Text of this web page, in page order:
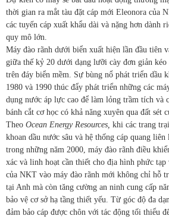
thời gian ra mắt tàu đặt cáp mới Eleonora của
các tuyến cáp xuất khẩu dài và nặng hơn dành
quy mô lớn.
Máy đào rãnh dưới biển xuất hiện lần đầu tiên
giữa thế kỷ 20 dưới dạng lưỡi cày đơn giản kéo
trên đáy biển mềm. Sự bùng nổ phát triển dầu
1980 và 1990 thúc đẩy phát triển những các
dụng nước áp lực cao để làm lỏng trầm tích và
bánh cắt cơ học có khả năng xuyên qua đất sét
Theo Ocean Energy Resources, khi các trang
khoan dầu nước sâu và hệ thống cáp quang
trong những năm 2000, máy đào rãnh điều
xác và linh hoạt cần thiết cho địa hình phức
của NKT vào máy đào rãnh mới không chỉ hỗ
tại Anh mà còn tăng cường an ninh cung cấp
bảo vệ cơ sở hạ tầng thiết yếu. Từ góc độ đa
đảm bảo cáp được chôn với tác động tối thiểu